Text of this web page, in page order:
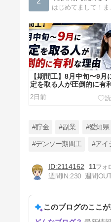
【期間工】8月中旬〜9月
定を取る人が圧倒的に有
由｜年末稼ぎを最大化す
タイミング
2日前
【3年で1000万貯める】期
のリアルな貯金額シミュ
ル別の限界収支を徹底比
#貯金 #副業 #愛知県
#デンソー期間工 #アイ
2114162
11
週間IN:230 週間
このブログのここ